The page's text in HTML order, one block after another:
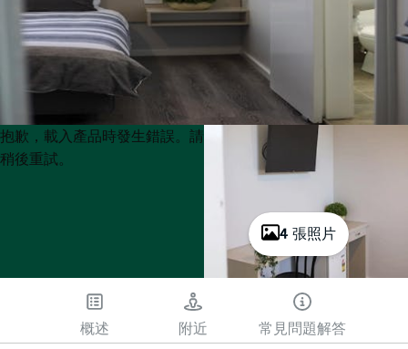
4 張照片
Product
List
Product
List
抱歉，載入產品時發生錯誤。請
稍後重試。
概述 附近 常見問題解答